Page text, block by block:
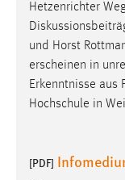
Hetzenrichter
und Horst
erscheinen in
Erkenntnisse aus
Hochschule in
[PDF]